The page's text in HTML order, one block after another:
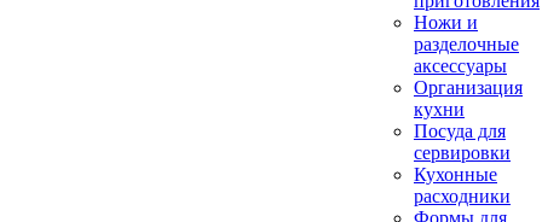
Ножи и
разделочные
аксессуары
Организация
кухни
Посуда для
сервировки
Кухонные
расходники
Формы для